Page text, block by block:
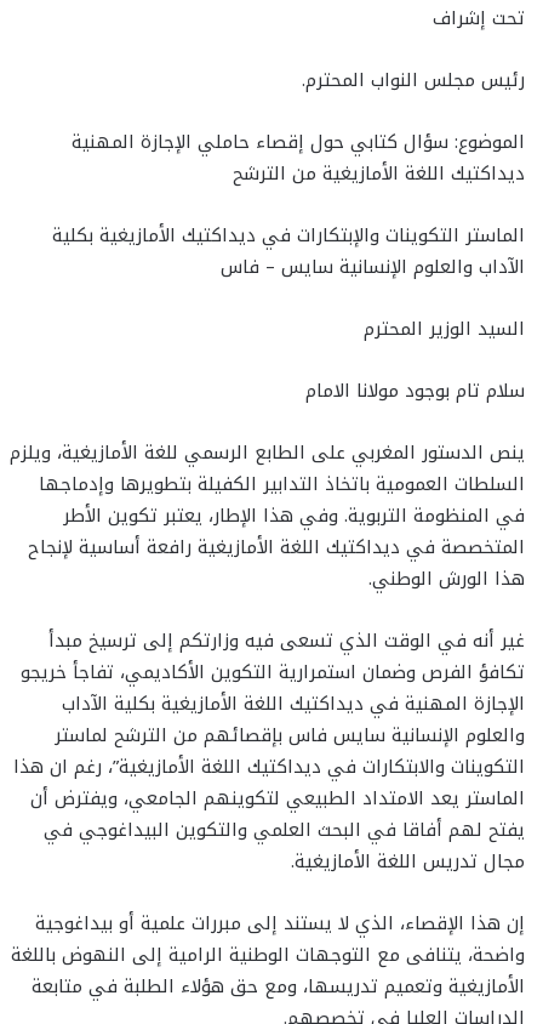
تحت إشراف
رئيس مجلس النواب المحترم.
الموضوع: سؤال كتابي حول إقصاء حاملي الإجازة المهنية
ديداكتيك اللغة الأمازيغية من الترشح
الماستر التكوينات والإبتكارات في ديداكتيك الأمازيغية بكلية
الآداب والعلوم الإنسانية سايس – فاس
السيد الوزير المحترم
سلام تام بوجود مولانا الامام
ينص الدستور المغربي على الطابع الرسمي للغة الأمازيغية، ويلزم
السلطات العمومية باتخاذ التدابير الكفيلة بتطويرها وإدماجها
في المنظومة التربوية. وفي هذا الإطار، يعتبر تكوين الأطر
المتخصصة في ديداكتيك اللغة الأمازيغية رافعة أساسية لإنجاح
هذا الورش الوطني.
غير أنه في الوقت الذي تسعى فيه وزارتكم إلى ترسيخ مبدأ
تكافؤ الفرص وضمان استمرارية التكوين الأكاديمي، تفاجأ خريجو
الإجازة المهنية في ديداكتيك اللغة الأمازيغية بكلية الآداب
والعلوم الإنسانية سایس فاس بإقصائهم من الترشح لماستر
التكوينات والابتكارات في ديداكتيك اللغة الأمازيغية”، رغم ان هذا
الماستر يعد الامتداد الطبيعي لتكوينهم الجامعي، ويفترض أن
يفتح لهم أفاقا في البحث العلمي والتكوين البيداغوجي في
مجال تدريس اللغة الأمازيغية.
إن هذا الإقصاء، الذي لا يستند إلى مبررات علمية أو بيداغوجية
واضحة، يتنافى مع التوجهات الوطنية الرامية إلى النهوض باللغة
الأمازيغية وتعميم تدريسها، ومع حق هؤلاء الطلبة في متابعة